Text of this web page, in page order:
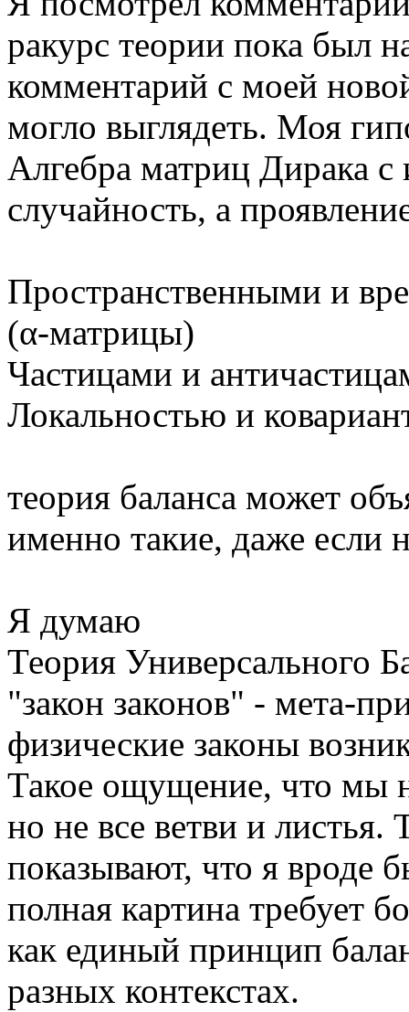
ракурс теории пока был
комментарий с моей
могло выглядеть. Моя
Алгебра матриц Дирака
случайность, а
Пространственными и
(α-матрицы)
Частицами и
Локальностью и
теория баланса может
именно такие, даже если
Я думаю
Теория Универсального
"закон законов" - мета-
физические законы
Такое ощущение, что мы
но не все ветви и листья.
показывают, что я вроде
полная картина требует
как единый принцип
разных контекстах.